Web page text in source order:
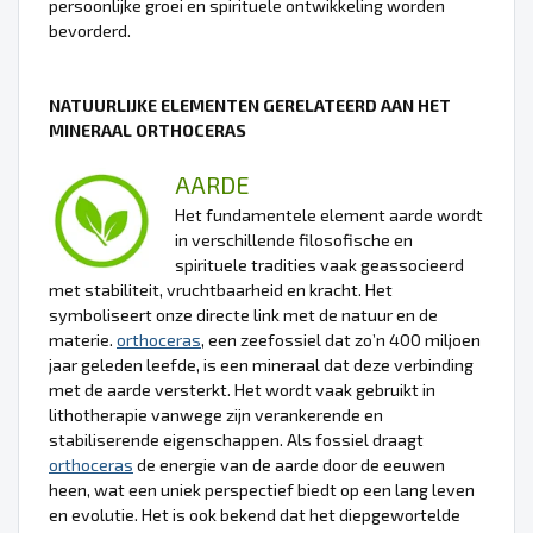
persoonlijke groei en spirituele ontwikkeling worden
bevorderd.
NATUURLIJKE ELEMENTEN GERELATEERD AAN HET
MINERAAL ORTHOCERAS
AARDE
Het fundamentele element aarde wordt
in verschillende filosofische en
spirituele tradities vaak geassocieerd
met stabiliteit, vruchtbaarheid en kracht. Het
symboliseert onze directe link met de natuur en de
materie. orthoceras, een zeefossiel dat zo’n 400 miljoen
jaar geleden leefde, is een mineraal dat deze verbinding
met de aarde versterkt. Het wordt vaak gebruikt in
lithotherapie vanwege zijn verankerende en
stabiliserende eigenschappen. Als fossiel draagt
orthoceras de energie van de aarde door de eeuwen
heen, wat een uniek perspectief biedt op een lang leven
en evolutie. Het is ook bekend dat het diepgewortelde